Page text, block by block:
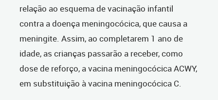
relação ao esquema de vacinação infantil
contra adoença meningocócica, que causa a
meningite. Assim, ao completarem 1 ano de
idade, as crianças passarão a receber, como
dose de reforço, a vacina meningocócica ACWY,
em substituição à vacina meningocócica C.